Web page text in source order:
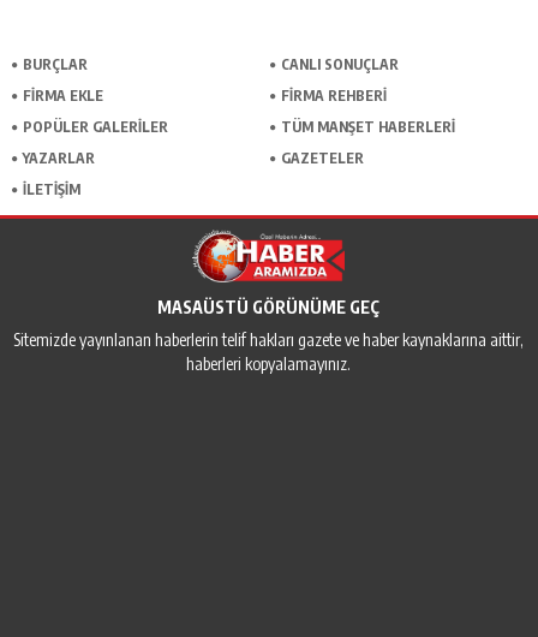
BURÇLAR
CANLI SONUÇLAR
FİRMA EKLE
FİRMA REHBERİ
POPÜLER GALERİLER
TÜM MANŞET HABERLERİ
YAZARLAR
GAZETELER
İLETİŞİM
MASAÜSTÜ GÖRÜNÜME GEÇ
Sitemizde yayınlanan haberlerin telif hakları gazete ve haber kaynaklarına aittir,
haberleri kopyalamayınız.